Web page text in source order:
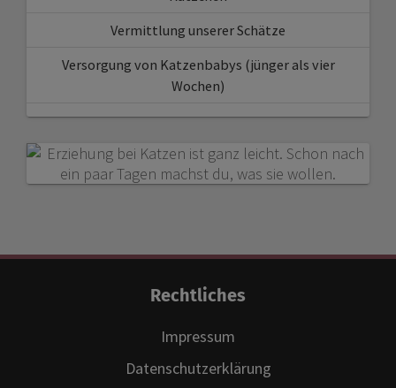
Vermittlung unserer Schätze
Versorgung von Katzenbabys (jünger als vier
Wochen)
Rechtliches
Impressum
Datenschutzerklärung